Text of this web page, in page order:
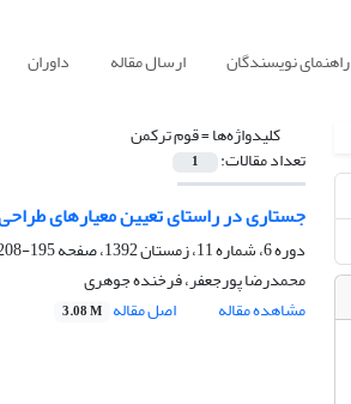
راهنمای نویسندگان ارسال مقاله داوران
کلیدواژه‌ها =قوم ترکمن
تعداد مقالات: 1
جستاری در راستای تعیین معیارهای
دوره 6، شماره 11، زمستان 1392، صفحه
195-208
محمدرضا پورجعفر، فرخنده جوهری
مشاهده مقاله
اصل مقاله 3.08 M